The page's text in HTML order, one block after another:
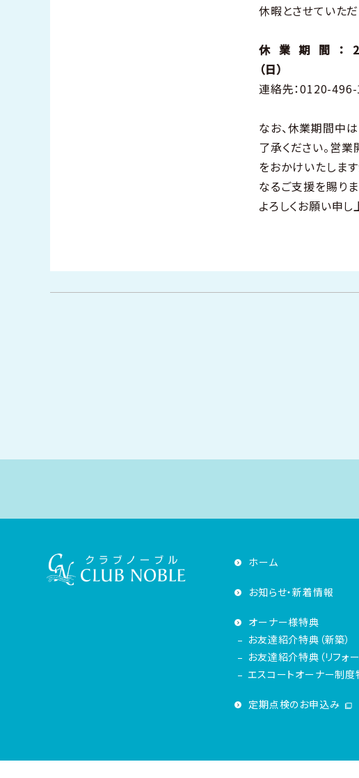
休暇とさせていただ
休業期間：
（
連絡先：0120-
なお、休業期間中
了承ください。営
をおかけいたしま
なるご支援を賜り
よろしくお願い申し
ホーム
お知らせ・新着情報
オーナー様特典
お友達紹介特典（新築）
お友達紹介特典（リフォー
エスコートオーナー制度
定期点検のお申込み